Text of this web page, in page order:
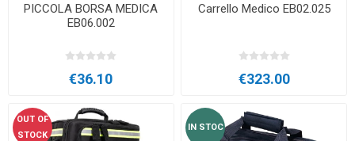
PICCOLA BORSA MEDICA
EB06.002
€36.10
Carrello Medico EB02.025
€323.00
OUT OF
STOCK
IN STOC